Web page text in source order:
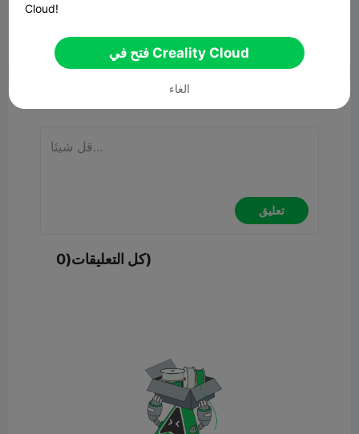
5 
تعليق
كل التعليقات(0)
Cloud!
فتح في Creality Cloud
الغاء